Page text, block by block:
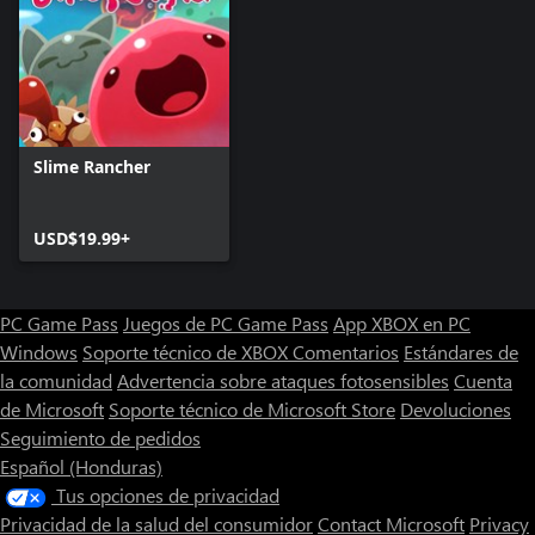
• Bumerán, un estilo de slime mercurio sin debilidades, excepto
por el tope de tiempo
• Retro, §Ⱡiᘻe fAⱠlìdØ dE la v1eJa 35çUela
• Dorado, un elegante y alado estilo de slime dorado que casi
nunca verás
• Guardián, la buena fortuna llega a aquellos que ven este slime
suertudo
se ven los slimes, son meramente cosméticos y no cambiarán la
dieta del slime o los tipos de plorts que produce. Cada estilo se
desbloqueado). ¡Puedes mezclar y combinar slimes originales y
nuevos estilos de slime como quieras!
Slime Rancher
USD$19.99+
PC Game Pass Juegos de PC Game Pass App XBOX en PC
Windows Soporte técnico de XBOXComentarios Estándares de
la comunidad Advertencia sobre ataques fotosensibles Cuenta
de Microsoft Soporte técnico de Microsoft Store Devoluciones
Seguimiento de pedidos
Español (Honduras)
Tus opciones de privacidad
Privacidad de la salud del consumidorContact Microsoft Privacy